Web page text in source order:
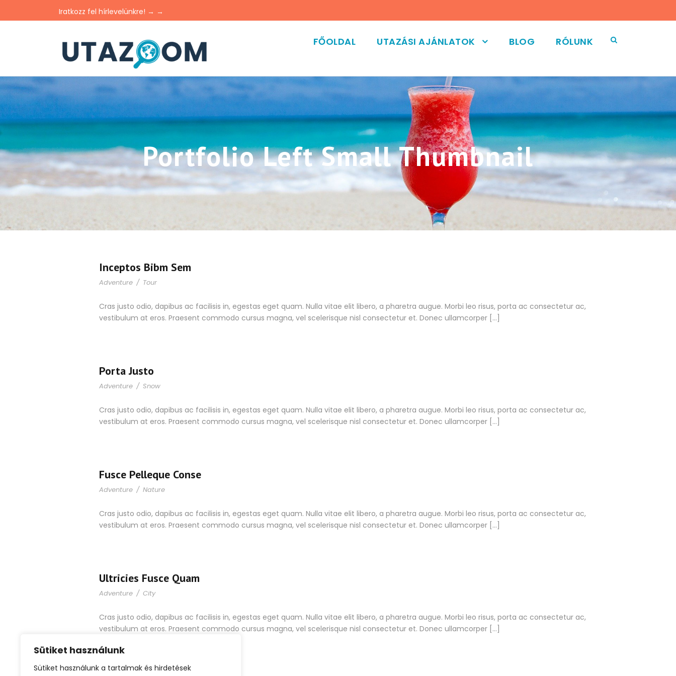
Sütiket használunk
Sütiket használunk a tartalmak és hirdetések
Iratkozz fel hírlevelünkre! → →
FŐOLDAL UTAZÁSI AJÁNLATOK BLOG RÓLUNK
Portfolio Left Small Thumbnail
Inceptos Bibm Sem
Adventure / Tour
Cras justo odio, dapibus ac facilisis in, egestas eget quam. Nulla vitae elit libero, a pharetra augue. Morbi leo risus, porta ac consectetur ac,
vestibulum at eros. Praesent commodo cursus magna, vel scelerisque nisl consectetur et. Donec ullamcorper […]
Porta Justo
Adventure / Snow
Cras justo odio, dapibus ac facilisis in, egestas eget quam. Nulla vitae elit libero, a pharetra augue. Morbi leo risus, porta ac consectetur ac,
vestibulum at eros. Praesent commodo cursus magna, vel scelerisque nisl consectetur et. Donec ullamcorper […]
Fusce Pelleque Conse
Adventure / Nature
Cras justo odio, dapibus ac facilisis in, egestas eget quam. Nulla vitae elit libero, a pharetra augue. Morbi leo risus, porta ac consectetur ac,
vestibulum at eros. Praesent commodo cursus magna, vel scelerisque nisl consectetur et. Donec ullamcorper […]
Ultricies Fusce Quam
Adventure / City
Cras justo odio, dapibus ac facilisis in, egestas eget quam. Nulla vitae elit libero, a pharetra augue. Morbi leo risus, porta ac consectetur ac,
vestibulum at eros. Praesent commodo cursus magna, vel scelerisque nisl consectetur et. Donec ullamcorper […]